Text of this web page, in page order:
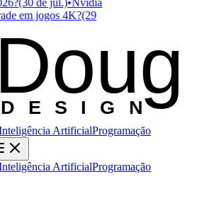
(30 de jul.)•Nvidia
em jogos 4K?(29
D ESIGN
Doug
ArtificialProgramação
ArtificialProgramação